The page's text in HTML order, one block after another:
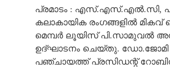
LITERATURE
പ്രമാടം : എസ്.എസ്.എൽ.സി,
കലാകായിക രംഗങ്ങളിൽ മികവ്
മെമ്പർ ലൂയിസ് പി.സാമുവൽ
ഉദ്ഘാടനം ചെയ്തു. ഡോ.ജോമി
പഞ്ചായത്ത് പ്രസിഡന്റ്